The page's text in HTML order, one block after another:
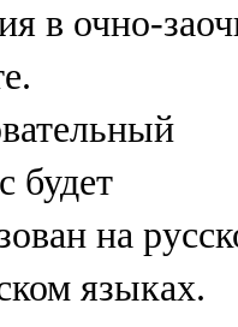
в очно-
будет
на
языках.